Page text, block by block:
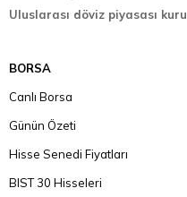
Uluslarası döviz piyasası kuru
BORSA
Canlı Borsa
Günün Özeti
Hisse Senedi Fiyatları
BIST 30 Hisseleri